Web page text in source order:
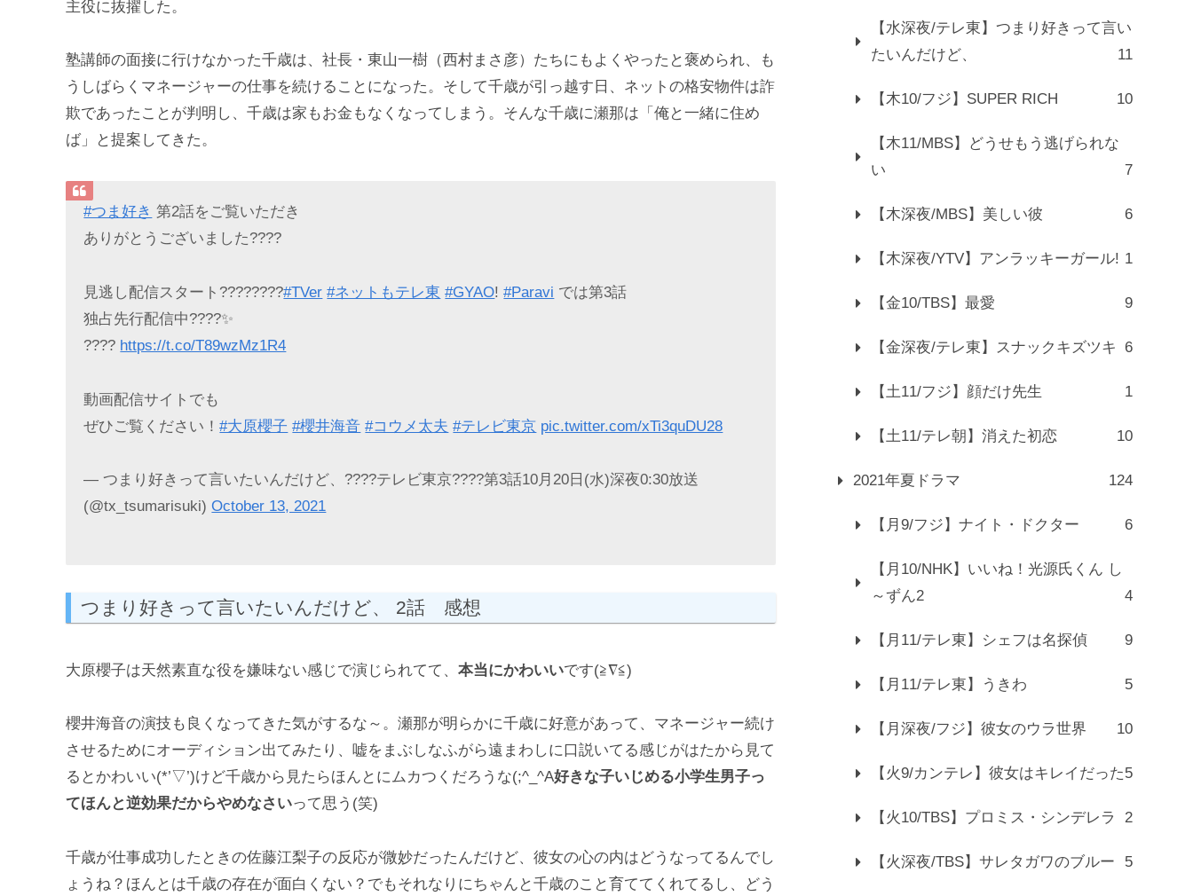
主役に抜擢した。
塾講師の面接に行けなかった千歳は、社長・東山一樹（西村まさ彦）たちにもよくやったと褒められ、も
うしばらくマネージャーの仕事を続けることになった。そして千歳が引っ越す日、ネットの格安物件は詐
欺であったことが判明し、千歳は家もお金もなくなってしまう。そんな千歳に瀬那は「俺と一緒に住め
ば」と提案してきた。
#つま好き 第2話をご覧いただき
ありがとうございました????
見逃し配信スタート????????#TVer #ネットもテレ東 #GYAO!#Paravi では第3話
独占先行配信中????✨
???? https://t.co/T89wzMz1R4
動画配信サイトでも
ぜひご覧ください！#大原櫻子 #櫻井海音 #コウメ太夫 #テレビ東京 pic.twitter.com/xTi3quDU28
— つまり好きって言いたいんだけど、????テレビ東京????第3話10月20日(水)深夜0:30放送
(@tx_tsumarisuki)October 13, 2021
つまり好きって言いたいんだけど、 2話 感想
大原櫻子は天然素直な役を嫌味ない感じで演じられてて、 本当にかわいいです(≧∇≦)
櫻井海音の演技も良くなってきた気がするな～。瀬那が明らかに千歳に好意があって、マネージャー続け
させるためにオーディション出てみたり、嘘をまぶしなふがら遠まわしに口説いてる感じがはたから見て
るとかわいい(*’▽’)けど千歳から見たらほんとにムカつくだろうな(;^_^A好きな子いじめる小学生男子っ
てほんと逆効果だからやめなさいって思う(笑)
千歳が仕事成功したときの佐藤江梨子の反応が微妙だったんだけど、彼女の心の内はどうなってるんでし
ょうね？ほんとは千歳の存在が面白くない？でもそれなりにちゃんと千歳のこと育ててくれてるし、どう
【水深夜/テレ東】つまり好きって言い
たいんだけど、
11
【木10/フジ】SUPER RICH 10
【木11/MBS】どうせもう逃げられな
い
7
【木深夜/MBS】美しい彼 6
【木深夜/YTV】アンラッキーガール! 1
【金10/TBS】最愛 9
【金深夜/テレ東】スナックキズツキ 6
【土11/フジ】顔だけ先生 1
【土11/テレ朝】消えた初恋 10
2021年夏ドラマ 124
【月9/フジ】ナイト・ドクター 6
【月10/NHK】いいね！光源氏くん し
～ずん2
4
【月11/テレ東】シェフは名探偵 9
【月11/テレ東】うきわ 5
【月深夜/フジ】彼女のウラ世界 10
【火9/カンテレ】彼女はキレイだった5
【火10/TBS】プロミス・シンデレラ 2
【火深夜/TBS】サレタガワのブルー 5